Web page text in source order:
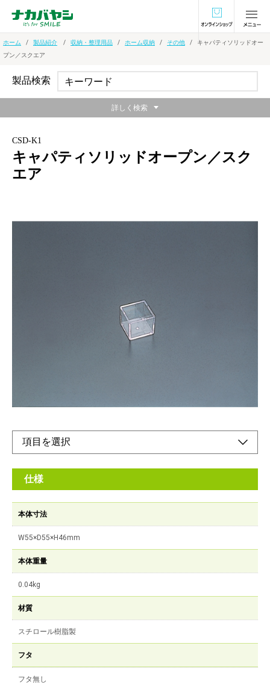
オンラインショ
ホーム 製品紹介 収納・整理用品 ホーム収納 その他
キャパティソリッドオー
プン／スクエア
CSD-K1
キャパティソリッドオープン／スク
エア
仕様
本体寸法
W55×D55×H46mm
本体重量
0.04kg
材質
スチロール樹脂製
フタ
フタ無し
製品検索
詳しく検索